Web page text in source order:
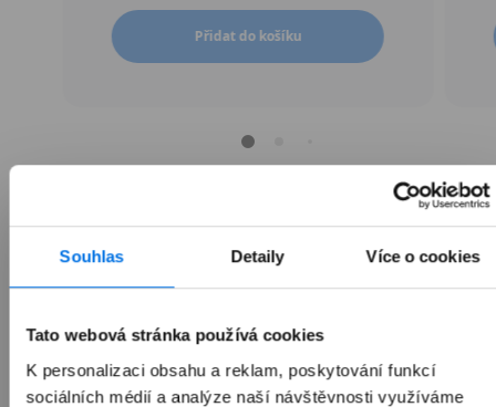
Souhlas Detaily Více o cookies
Tato webová stránka používá cookies
K personalizaci obsahu a reklam, poskytování funkcí
sociálních médií a analýze naší návštěvnosti využíváme
Přidat do košíku
Popis